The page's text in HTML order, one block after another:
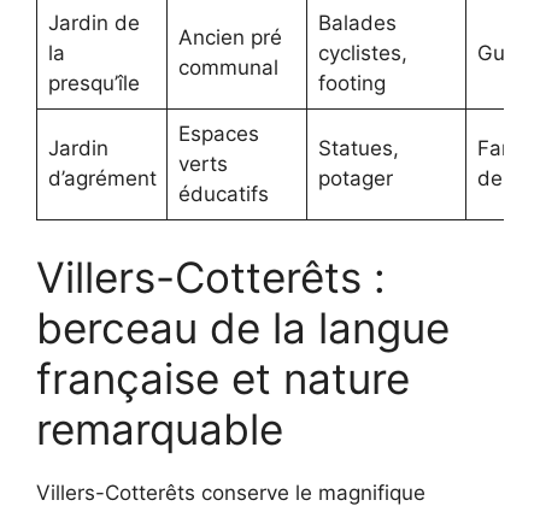
Jardin de
la
presqu’île
Ancien pré
communal
Balades
cyclistes,
footing
Guise
Jardin
d’agrément
Espaces
verts
éducatifs
Statues,
potager
de
Villers-Cotterêts :
berceau de la langue
française et nature
remarquable
Villers-Cotterêts conserve le magnifique